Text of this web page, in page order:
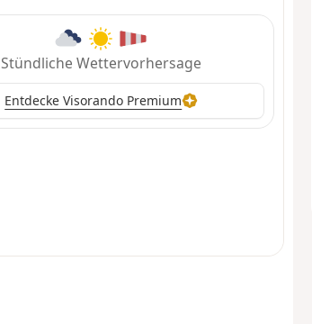
Stündliche Wettervorhersage
Entdecke Visorando Premium